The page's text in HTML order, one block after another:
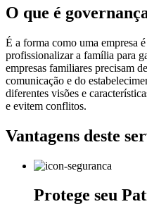
O que é
É a forma como uma empresa
profissionalizar a família para
empresas familiares precisam
comunicação e do
diferentes visões e
e evitem conflitos.
Vantagens deste
Protege seu